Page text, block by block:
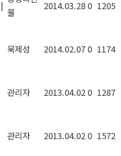
|
물
2014.03.28 0 1205
묵제성 2014.02.07 0 1174
관리자 2013.04.02 0 1287
관리자 2013.04.02 0 1572